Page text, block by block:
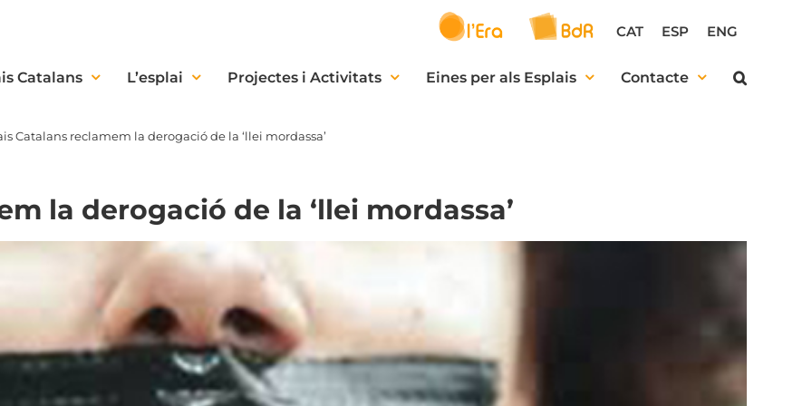
CAT ESP ENG
Catalans L’esplai Projectes i Activitats Eines per als Esplais Contacte
Catalans reclamem la derogació de la ‘llei mordassa’
la derogació de la ‘llei mordassa’